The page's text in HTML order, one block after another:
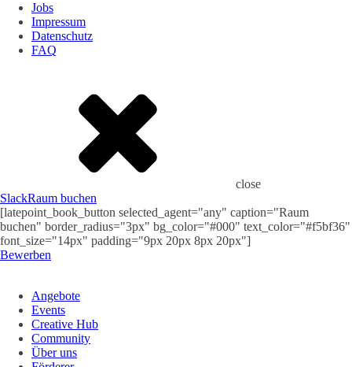
Jobs
Impressum
Datenschutz
FAQ
close
SlackRaum buchen
[latepoint_book_button selected_agent="any" caption="Raum
buchen" border_radius="3px" bg_color="#000" text_color="#f5bf36"
font_size="14px" padding="9px 20px 8px 20px"]
Bewerben
Angebote
Events
Creative Hub
Community
Über uns